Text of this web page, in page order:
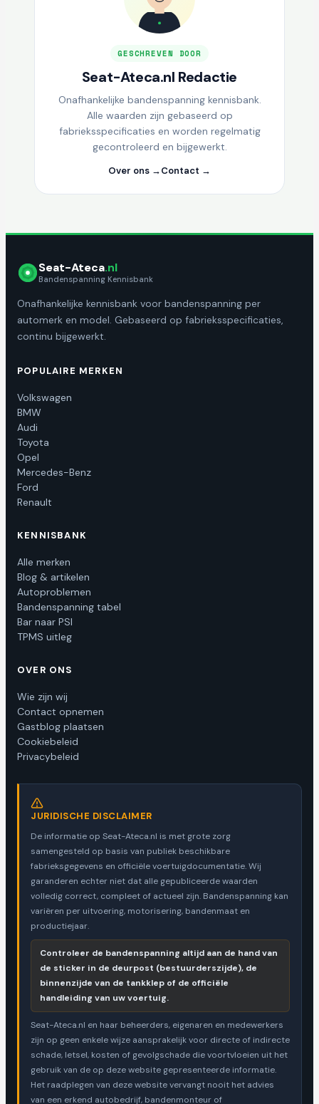
GESCHREVEN DOOR
Seat-Ateca.nl Redactie
Onafhankelijke bandenspanning kennisbank.
Alle waarden zijn gebaseerd op
fabrieksspecificaties en worden regelmatig
gecontroleerd en bijgewerkt.
Over ons →Contact →
Seat-Ateca.nl
Bandenspanning Kennisbank
Onafhankelijke kennisbank voor bandenspanning per
automerk en model. Gebaseerd op fabrieksspecificaties,
continu bijgewerkt.
POPULAIRE MERKEN
Volkswagen
BMW
Audi
Toyota
Opel
Mercedes-Benz
Ford
Renault
KENNISBANK
Alle merken
Blog & artikelen
Autoproblemen
Bandenspanning tabel
Bar naar PSI
TPMS uitleg
OVER ONS
Wie zijn wij
Contact opnemen
Gastblog plaatsen
Cookiebeleid
Privacybeleid
JURIDISCHE DISCLAIMER
De informatie op Seat-Ateca.nl is met grote zorg
samengesteld op basis van publiek beschikbare
fabrieksgegevens en officiële voertuigdocumentatie. Wij
garanderen echter niet dat alle gepubliceerde waarden
volledig correct, compleet of actueel zijn. Bandenspanning kan
variëren per uitvoering, motorisering, bandenmaat en
productiejaar.
Controleer de bandenspanning altijd aan de hand van
de sticker in de deurpost (bestuurderszijde), de
binnenzijde van de tankklep of de officiële
handleiding van uw voertuig.
Seat-Ateca.nl en haar beheerders, eigenaren en medewerkers
zijn op geen enkele wijze aansprakelijk voor directe of indirecte
schade, letsel, kosten of gevolgschade die voortvloeien uit het
gebruik van de op deze website gepresenteerde informatie.
Het raadplegen van deze website vervangt nooit het advies
van een erkend autobedrijf, bandenmonteur of